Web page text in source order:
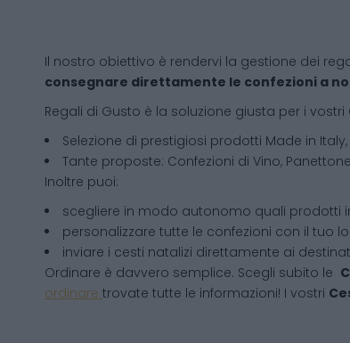
Il nostro obiettivo è rendervi la gestione dei
consegnare direttamente le confezioni a
Regali di Gusto è la soluzione giusta per i vostri
Selezione di prestigiosi prodotti Made in
Tante proposte: Confezioni di Vino,
Inoltre puoi:
scegliere in modo autonomo quali prodotti
personalizzare tutte le confezioni con il tuo
inviare i cesti natalizi direttamente ai
Ordinare è davvero semplice. Scegli subito le
ordinare trovate tutte le informazioni! I vostri